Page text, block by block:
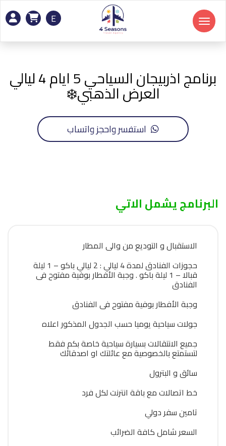
E Toggle navigation
برنامج اذربيجان السياحي 5 ايام 4 ليالي
العرض الذهبي❄️
استفسر واحجز واتساب
البرنامج يشمل الاتي
الاستقبال و التوديع من والى المطار
حجوزات الفنادق لمدة 4 ليالي : 2 ليالي باكو – 1 ليلة
قبالا – 1 ليلة باكو . وجبة الأفطار بوفية مفتوح فى
الفنادق
وجبة الأفطار بوفية مفتوح فى الفنادق
جولات سياحية يوميا حسب الجدول المذكور اعلاه
جميع الانتقالات بسيارة سياحية خاصة بكم فقط
لتستمتع بالخصوصية مع عائلتك او اصدقائك
سائق و البترول
خط اتصالات مع باقة انترنت لكل فرد
تامين سفر دولي
السعر شامل كافة الضرائب